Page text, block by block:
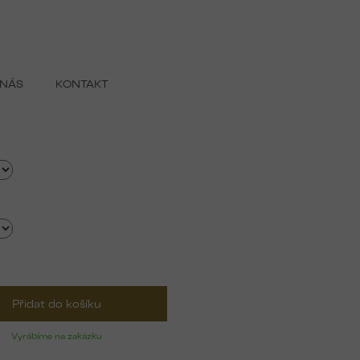
KONTAKT
Vyrábíme na zakázku
Přidat do košíku